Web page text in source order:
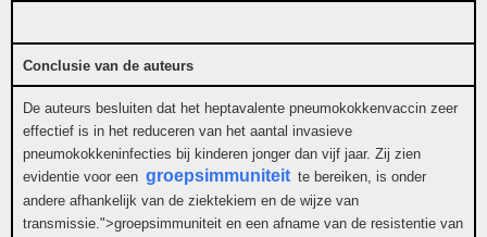
Conclusie van de auteurs
De auteurs besluiten dat het heptavalente pneumokokkenvaccin zeer
effectief is in het reduceren van het aantal invasieve
pneumokokkeninfecties bij kinderen jonger dan vijf jaar. Zij zien
evidentie voor een groepsimmuniteit te bereiken, is onder
andere afhankelijk van de ziektekiem en de wijze van
transmissie.">groepsimmuniteit en een afname van de resistentie van